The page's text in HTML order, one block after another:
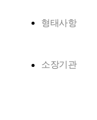
형태사항
소장기관